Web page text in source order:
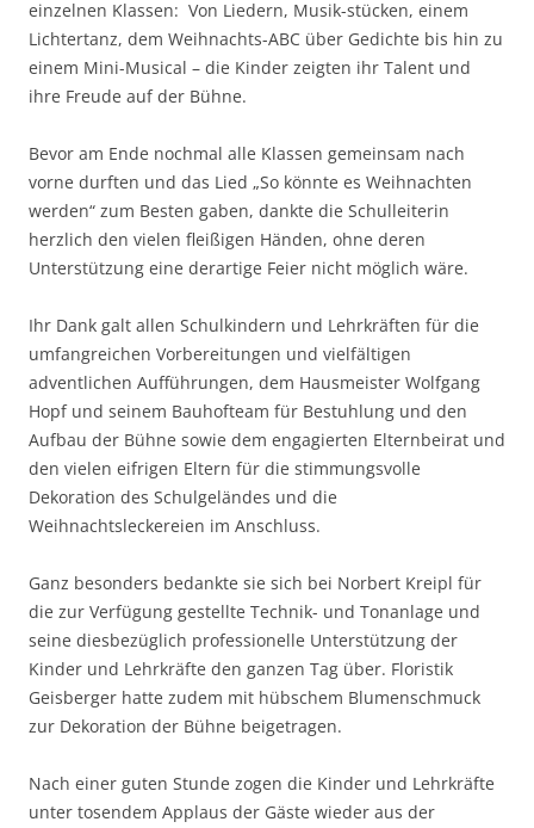
einzelnen Klassen: Von Liedern, Musik-stücken, einem
Lichtertanz, dem Weihnachts-ABC über Gedichte bis hin zu
einem Mini-Musical – die Kinder zeigten ihr Talent und
ihre Freude auf der Bühne.
Bevor am Ende nochmal alle Klassen gemeinsam nach
vorne durften und das Lied „So könnte es Weihnachten
werden“ zum Besten gaben, dankte die Schulleiterin
herzlich den vielen fleißigen Händen, ohne deren
Unterstützung eine derartige Feier nicht möglich wäre.
Ihr Dank galt allen Schulkindern und Lehrkräften für die
umfangreichen Vorbereitungen und vielfältigen
adventlichen Aufführungen, dem Hausmeister Wolfgang
Hopf und seinem Bauhofteam für Bestuhlung und den
Aufbau der Bühne sowie dem engagierten Elternbeirat und
den vielen eifrigen Eltern für die stimmungsvolle
Dekoration des Schulgeländes und die
Weihnachtsleckereien im Anschluss.
Ganz besonders bedankte sie sich bei Norbert Kreipl für
die zur Verfügung gestellte Technik- und Tonanlage und
seine diesbezüglich professionelle Unterstützung der
Kinder und Lehrkräfte den ganzen Tag über. Floristik
Geisberger hatte zudem mit hübschem Blumenschmuck
zur Dekoration der Bühne beigetragen.
Nach einer guten Stunde zogen die Kinder und Lehrkräfte
unter tosendem Applaus der Gäste wieder aus der